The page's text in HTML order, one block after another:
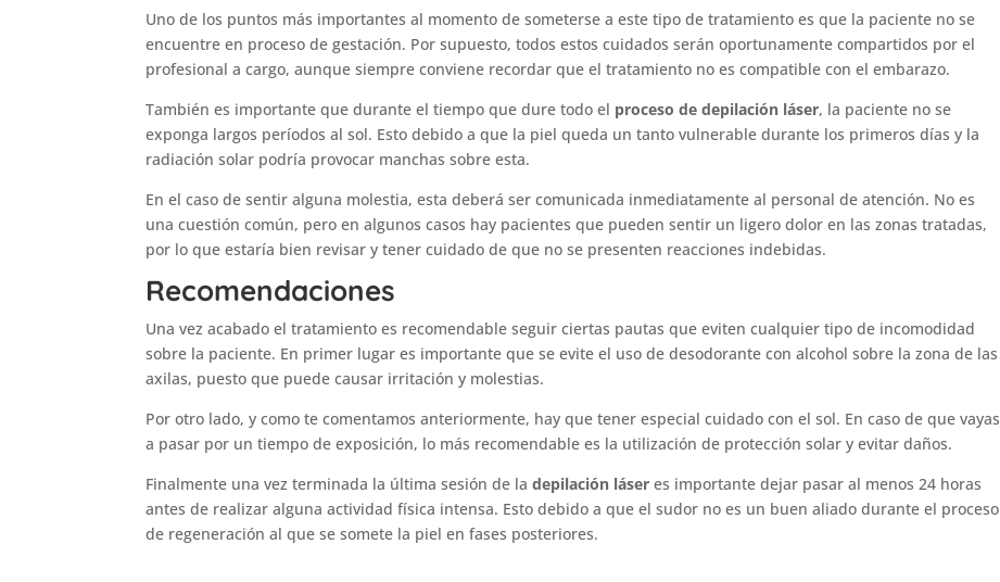
Uno de los puntos más importantes al momento de someterse a este tipo de tratamiento es que la paciente no se
encuentre en proceso de gestación. Por supuesto, todos estos cuidados serán oportunamente compartidos por el
profesional a cargo, aunque siempre conviene recordar que el tratamiento no es compatible con el embarazo.
También es importante que durante el tiempo que dure todo el proceso de depilación láser, la paciente no se
exponga largos períodos al sol. Esto debido a que la piel queda un tanto vulnerable durante los primeros días y la
radiación solar podría provocar manchas sobre esta.
En el caso de sentir alguna molestia, esta deberá ser comunicada inmediatamente al personal de atención. No es
una cuestión común, pero en algunos casos hay pacientes que pueden sentir un ligero dolor en las zonas tratadas,
por lo que estaría bien revisar y tener cuidado de que no se presenten reacciones indebidas.
Recomendaciones
Una vez acabado el tratamiento es recomendable seguir ciertas pautas que eviten cualquier tipo de incomodidad
sobre la paciente. En primer lugar es importante que se evite el uso de desodorante con alcohol sobre la zona de las
axilas, puesto que puede causar irritación y molestias.
Por otro lado, y como te comentamos anteriormente, hay que tener especial cuidado con el sol. En caso de que vayas
a pasar por un tiempo de exposición, lo más recomendable es la utilización de protección solar y evitar daños.
Finalmente una vez terminada la última sesión de ladepilación láser es importante dejar pasar al menos 24 horas
antes de realizar alguna actividad física intensa. Esto debido a que el sudor no es un buen aliado durante el proceso
de regeneración al que se somete la piel en fases posteriores.